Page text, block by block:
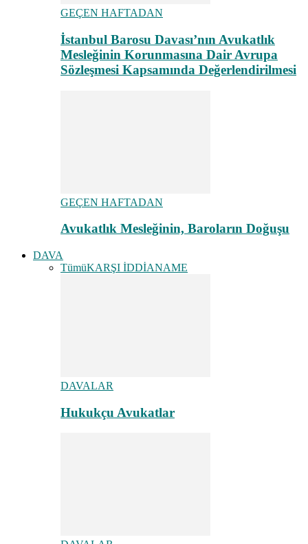
GEÇEN HAFTADAN
İstanbul Barosu Davası’nın Avukatlık
Mesleğinin Korunmasına Dair Avrupa
Sözleşmesi Kapsamında Değerlendirilmesi
GEÇEN HAFTADAN
Avukatlık Mesleğinin, Baroların Doğuşu
DAVA
TümüKARŞI İDDİANAME
DAVALAR
Hukukçu Avukatlar